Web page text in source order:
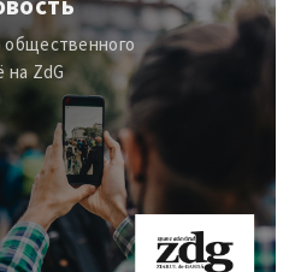
на ZdG